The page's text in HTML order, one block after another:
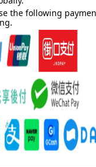
まだレビューがありません。